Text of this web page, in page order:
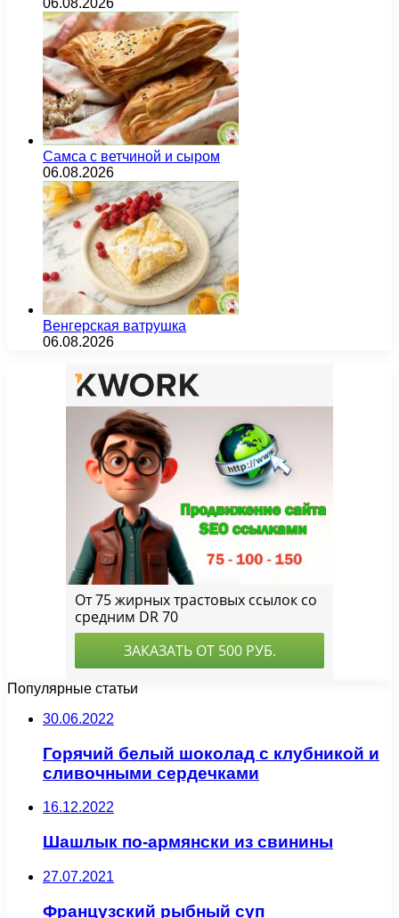
06.08.2026
Самса с ветчиной и сыром
06.08.2026
Венгерская ватрушка
06.08.2026
Популярные статьи
30.06.2022
Горячий белый шоколад с клубникой и
сливочными сердечками
16.12.2022
Шашлык по-армянски из свинины
27.07.2021
Французский рыбный суп